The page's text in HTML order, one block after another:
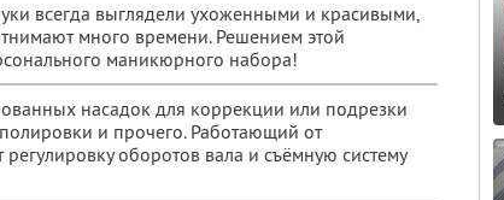
всегда выглядели ухоженными и красивыми,
много времени. Решением этой
маникюрного набора!
насадок для коррекции или подрезки
и прочего. Работающий от
оборотов вала и съёмную систему